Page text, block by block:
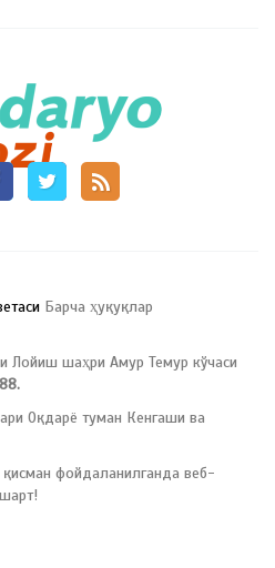
Барча ҳуқуқлар
Лойиш шаҳри Амур Темур кўчаси
Оқдарё туман Кенгаши ва
фойдаланилганда веб-